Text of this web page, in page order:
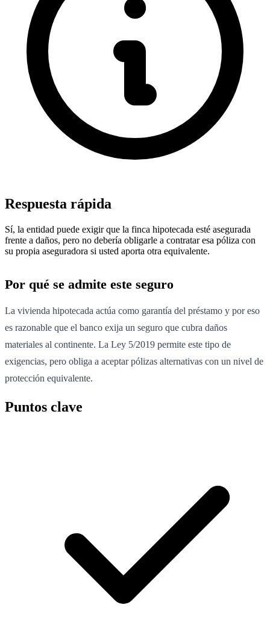
Respuesta rápida
Sí, la entidad puede exigir que la finca hipotecada esté asegurada
frente a daños, pero no debería obligarle a contratar esa póliza con
su propia aseguradora si usted aporta otra equivalente.
Por qué se admite este seguro
La vivienda hipotecada actúa como garantía del préstamo y por eso
es razonable que el banco exija un seguro que cubra daños
materiales al continente. La Ley 5/2019 permite este tipo de
exigencias, pero obliga a aceptar pólizas alternativas con un nivel de
protección equivalente.
Puntos clave